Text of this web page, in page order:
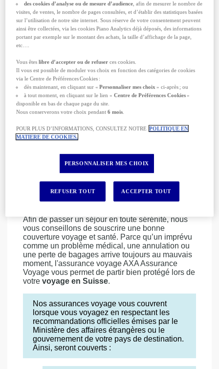
La Suisse fait parti de l'espace Schengen. Pour
les ressortissants de l'Union Européenne, la carte
d'identité ou le passeport suffisent pour se
déplacer en Suisse. Le visa n'est pas obligatoire.
Si vous êtes résident hors E.U, nous vous
Consulat de Suisse de votre pays sur les
formalités d'entrée particulières qui peuvent
s'imposer (visa schengen et
schengen).
Coté santé, la Suisse dispose d'un très bon
réseau de santé. Procurez-vous la carte
européenne d’assurance maladie (CEAM) avant
votre départ. La CEAM est délivrée gratuitement
et sous 15 jours par votre caisse d’assurance
l’étranger, aux mêmes prestations de sécurité
sociale que les assurés du régime local.
Coté sécurité, rien à signaler si ce n'est de
respecter les règles classiques de bon sens
partout où vous vous rendez.
Afin de passer un séjour en toute sérénité, nous
vous conseillons de souscrire une bonne
couverture voyage et santé. Parce qu’un imprévu
comme un problème médical, une annulation ou
une perte de bagages arrive toujours au mauvais
moment, l'assurance voyage AXA Assurance
Voyage vous permet de partir bien protégé lors de
votre voyage en Suisse.
Nos assurances voyage vous couvrent
lorsque vous voyagez en respectant les
recommandations officielles émises par le
Ministère des affaires étrangères ou le
gouvernement de votre pays de destination.
Ainsi, seront couverts :
des cookies d’analyse ou de mesure d’audience, afin de mesurer le nombre de
visites, de ventes, le nombre de pages consultées, et d’établir des statistiques basées
sur l’utilisation de notre site internet. Sous réserve de votre consentement peuvent
ainsi être collectées, via les cookies Piano Analytics déjà déposés, des informations
portant par exemple sur le montant des achats, la taille d’affichage de la page,
etc….
Vous êteslibre d’accepter ou de refuser ces cookies.
Il vous est possible de moduler vos choix en fonction des catégories de cookies
via le Centre de Préférences Cookies :
dès maintenant, en cliquant sur « Personnaliser mes choix » ci-après ; ou
à tout moment, en cliquant sur le lien « Centre de Préférences Cookies »
disponible en bas de chaque page du site.
Nous conserverons votre choix pendant6 mois.
POUR PLUS D’INFORMATIONS, CONSULTEZ NOTRE POLITIQUE EN
MATIERE DE COOKIES.
PERSONNALISER MES CHOIX
REFUSER TOUT ACCEPTER TOUT